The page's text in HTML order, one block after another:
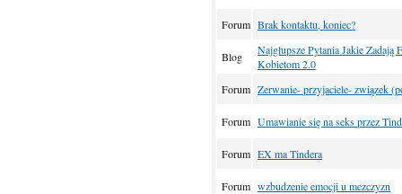
Forum Brak kontaktu, koniec?
Blog
Najgłupsze Pytania Jakie Zadają
Kobietom 2.0
Forum Zerwanie- przyjaciele- związek
Forum Umawianie się na seks przez
Forum EX ma Tindera
Forum wzbudzenie emocji u mezczyzn